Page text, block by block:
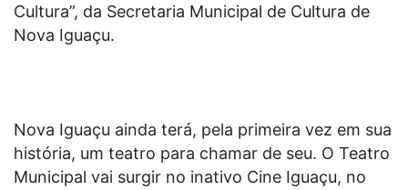
Cultura”, da Secretaria Municipal de Cultura de
Nova Iguaçu.
Nova Iguaçu ainda terá, pela primeira vez em sua
história, um teatro para chamar de seu. O Teatro
Municipal vai surgir no inativo Cine Iguaçu, no